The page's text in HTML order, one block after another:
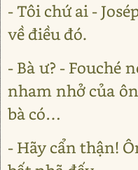
- Tôi chứ ai -
về điều đó.
- Bà ư? - Fouché
nham nhở của
bà có…
- Hãy cẩn thận!